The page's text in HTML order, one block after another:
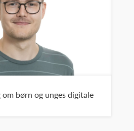
børn og unges digitale